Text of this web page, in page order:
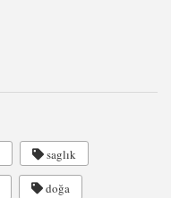
saglık
doğa